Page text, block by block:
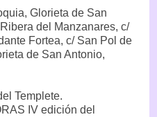
Glorieta de San
del Manzanares, c/
Fortea, c/ San Pol de
de San Antonio,
Templete.
IV edición del